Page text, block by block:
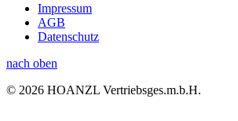
Impressum
AGB
Datenschutz
nach oben
© 2026 HOANZL Vertriebsges.m.b.H.